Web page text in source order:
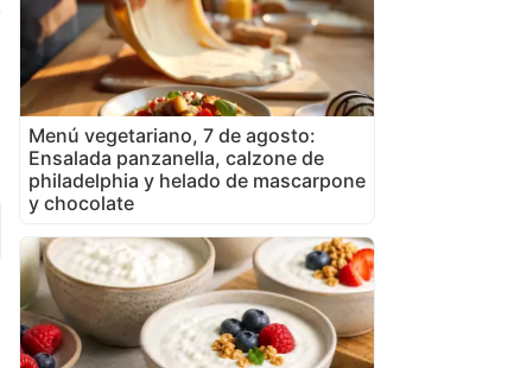
Menú vegetariano, 7 de agosto:
Ensalada panzanella, calzone de
philadelphia y helado de mascarpone
y chocolate